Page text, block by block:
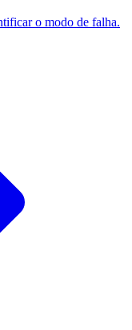
o modo de falha.